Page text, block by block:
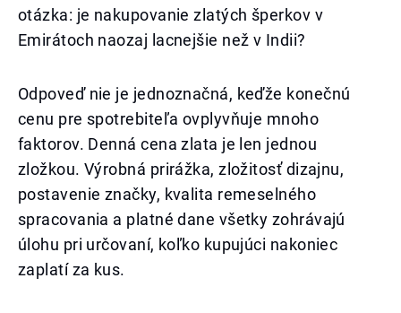
otázka: je nakupovanie zlatých šperkov v
Emirátoch naozaj lacnejšie než v Indii?
Odpoveď nie je jednoznačná, keďže konečnú
cenu pre spotrebiteľa ovplyvňuje mnoho
faktorov. Denná cena zlata je len jednou
zložkou. Výrobná prirážka, zložitosť dizajnu,
postavenie značky, kvalita remeselného
spracovania a platné dane všetky zohrávajú
úlohu pri určovaní, koľko kupujúci nakoniec
zaplatí za kus.